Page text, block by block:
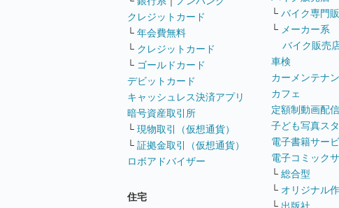
クレジットカード
└ 年会費無料
└ クレジットカード
└ ゴールドカード
デビットカード
キャッシュレス決済アプリ
暗号資産取引所
└ 現物取引（仮想通貨）
└ 証拠金取引（仮想通貨）
ロボアドバイザー
住宅
└ バイク専門
└ メーカー系
バイク販売
車検
カーメンテナ
カフェ
定額制動画配
子ども写真ス
電子書籍サー
電子コミック
└ 総合型
└ オリジナル